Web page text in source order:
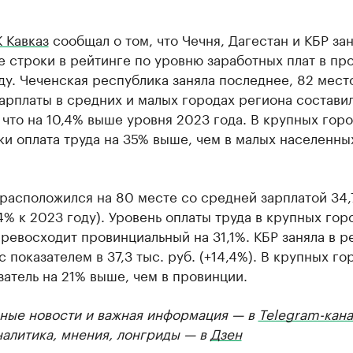
сообщал о том, что Чечня, Дагестан и КБР
строки в рейтинге по уровню заработных плат в
Чеченская республика заняла последнее, 82
в средних и малых городах региона
на 10,4% выше уровня 2023 года. В крупных
оплата труда на 35% выше, чем в малых
на 80 месте со средней зарплатой
к 2023 году). Уровень оплаты труда в крупных
провинциальный на 31,1%. КБР заняла в
показателем в 37,3 тыс. руб. (+14,4%). В крупных
на 21% выше, чем в провинции.
новости и важная информация — в Telegram-
мнения, лонгриды — в Дзен